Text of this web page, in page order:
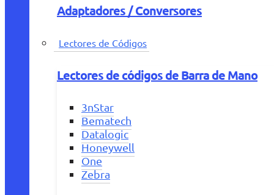
Adaptadores / Conversores
Lectores de Códigos
Lectores de códigos de Barra de Mano
3nStar
Bematech
Datalogic
Honeywell
One
Zebra